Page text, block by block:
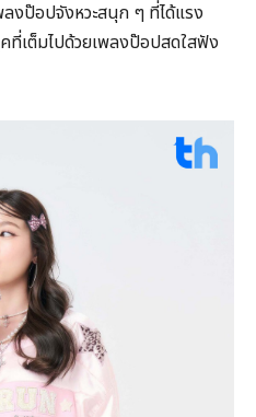
ลงป๊อปจังหวะสนุก ๆ ที่ได้แรง
ที่เต็มไปด้วยเพลงป๊อปสดใสฟัง